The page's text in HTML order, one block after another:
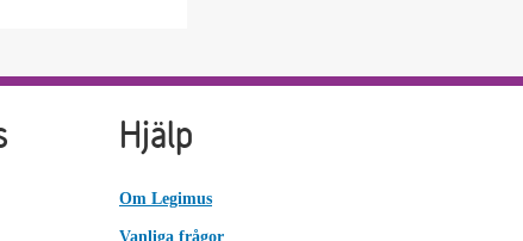
Hjälp
Om Legimus
Vanliga frågor